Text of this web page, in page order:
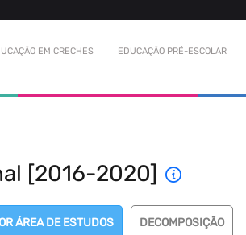
EM CRECHES EDUCAÇÃO PRÉ-ESCOLAR
[2016-2020]
ÁREA DE ESTUDOS DECOMPOSIÇÃO